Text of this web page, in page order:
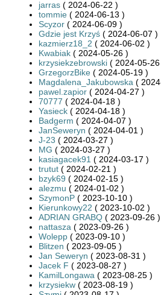
jarras ( 2024-06-22 )
tommie ( 2024-06-13 )
Scyzor ( 2024-06-09 )
Gdzie jest Krzyś ( 2024-06-07 )
kazmierz18_2 ( 2024-06-02 )
Kwabiak ( 2024-05-26 )
krzysiekzebrowski ( 2024-05-26
GrzegorzBike ( 2024-05-19 )
Magdalena_Jakubowska (
pawel.zapior ( 2024-04-27 )
70777 ( 2024-04-18 )
Yasieck ( 2024-04-18 )
Badgerm ( 2024-04-07 )
JanSeweryn ( 2024-04-01 )
J-23 ( 2024-03-27 )
MG ( 2024-03-27 )
kasiagacek91 ( 2024-03-17 )
trutut ( 2024-02-21 )
bzyk69 ( 2024-02-15 )
alezmu ( 2024-01-02 )
SzymonP ( 2023-10-10 )
Kierunkowy22 ( 2023-10-02 )
ADRIAN GRABQ ( 2023-09-26 )
nattasza ( 2023-09-26 )
Wolepp ( 2023-09-10 )
Blitzen ( 2023-09-05 )
Jan Seweryn ( 2023-08-31 )
Jacek F ( 2023-08-27 )
KamilLongawa ( 2023-08-25 )
krzysiekw ( 2023-08-19 )